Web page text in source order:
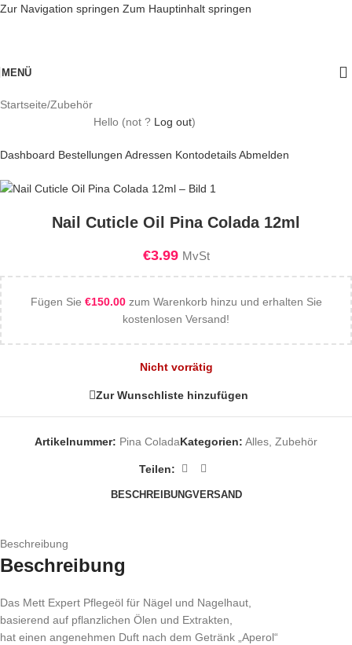
Zur Navigation springen Zum Hauptinhalt springen
MENÜ
Startseite/Zubehör
Hello (not ? Log out)
Dashboard Bestellungen Adressen KontodetailsAbmelden
Nail Cuticle Oil Pina Colada 12ml
€3.99 MvSt
Fügen Sie €150.00zum Warenkorb hinzu und erhalten Sie
kostenlosen Versand!
Nicht vorrätig
Zur Wunschliste hinzufügen
Artikelnummer: Pina ColadaKategorien: Alles, Zubehör
Teilen:
BESCHREIBUNGVERSAND
Beschreibung
Beschreibung
Das Mett Expert Pflegeöl für Nägel und Nagelhaut,
basierend auf pflanzlichen Ölen und Extrakten,
hat einen angenehmen Duft nach dem Getränk „Aperol“